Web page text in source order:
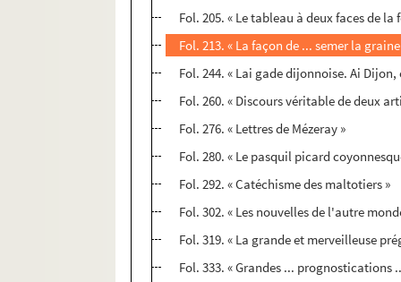
Fol. 205. « Le tableau à deux faces de
Fol. 213. « La façon de ... semer la
Fol. 244. « Lai gade dijonnoise. Ai
Fol. 260. « Discours véritable de deux
Fol. 276. « Lettres de Mézeray »
Fol. 280. « Le pasquil picard
Fol. 292. « Catéchisme des maltotiers »
Fol. 302. « Les nouvelles de l'autre
Fol. 319. « La grande et merveilleuse
Fol. 333. « Grandes ... prognostications